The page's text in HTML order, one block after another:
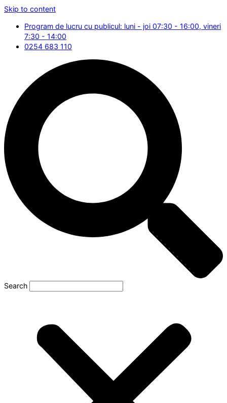
Skip to content
Program de lucru cu publicul: luni - joi 07:30 - 16:00, vineri
7:30 - 14:00
0254 683 110
Search